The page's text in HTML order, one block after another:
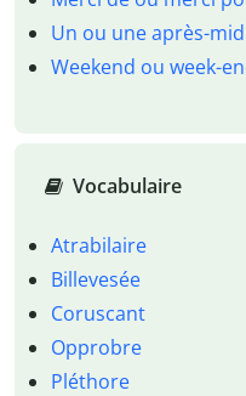
Un ou une après-
Weekend ou week-
Vocabulaire
Atrabilaire
Billevesée
Coruscant
Opprobre
Pléthore